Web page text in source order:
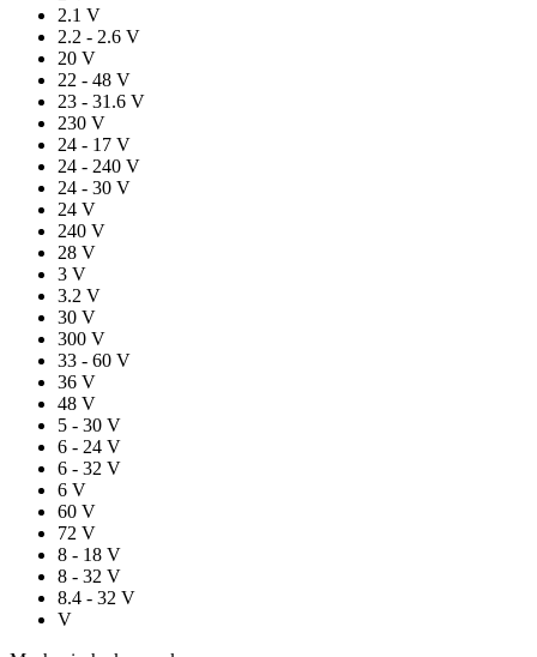
2.1 V
2.2 - 2.6 V
20 V
22 - 48 V
23 - 31.6 V
230 V
24 - 17 V
24 - 240 V
24 - 30 V
24 V
240 V
28 V
3 V
3.2 V
30 V
300 V
33 - 60 V
36 V
48 V
5 - 30 V
6 - 24 V
6 - 32 V
6 V
60 V
72 V
8 - 18 V
8 - 32 V
8.4 - 32 V
V